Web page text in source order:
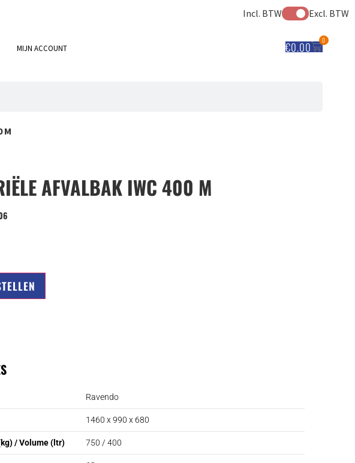
Incl. BTW Excl. BTW
MIJN ACCOUNT €0.00 0
M
AFVALBAK IWC 400 M
Ravendo
1460 x 990 x 680
/ Volume (ltr) 750 / 400